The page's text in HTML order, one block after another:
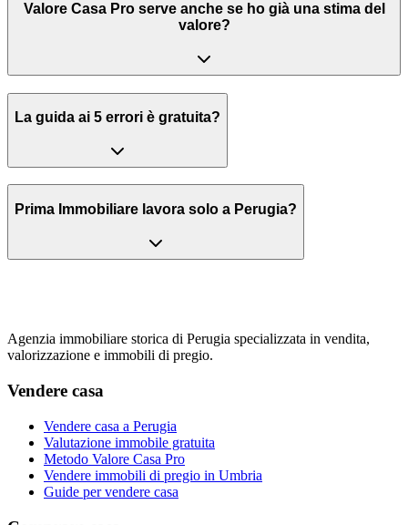
Valore Casa Pro serve anche se ho già una stima del
valore?
La guida ai 5 errori è gratuita?
Prima Immobiliare lavora solo a Perugia?
Agenzia immobiliare storica di Perugia specializzata in vendita,
valorizzazione e immobili di pregio.
Vendere casa
Vendere casa a Perugia
Valutazione immobile gratuita
Metodo Valore Casa Pro
Vendere immobili di pregio in Umbria
Guide per vendere casa